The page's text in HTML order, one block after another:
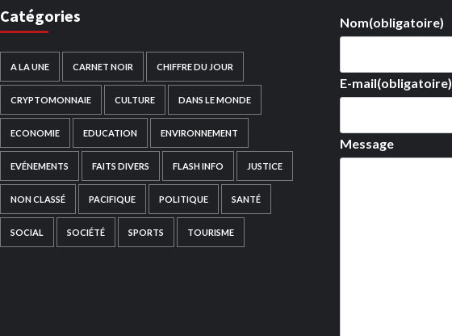
Catégories
A LA UNE CARNET NOIR CHIFFRE DU JOUR
CRYPTOMONNAIE CULTURE DANS LE MONDE
ECONOMIE EDUCATION ENVIRONNEMENT
EVÉNEMENTS FAITS DIVERS FLASH INFO JUSTICE
NON CLASSÉ PACIFIQUE POLITIQUE SANTÉ
SOCIAL SOCIÉTÉ SPORTS TOURISME
Nom(obligatoire)
E-mail(obligatoire)
Message